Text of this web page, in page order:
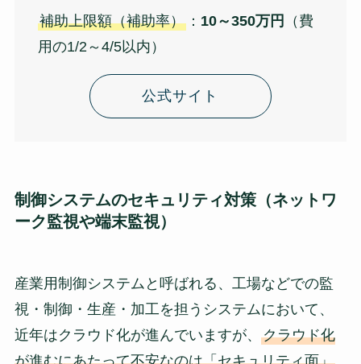
補助上限額（補助率）： 10～350万円
（費
用の1/2～4/5以内）
公式サイト
制御システムのセキュリティ対策（ネットワ
ーク監視や端末監視）
産業用制御システムと呼ばれる、工場などでの監
視・制御・生産・加工を担うシステムにおいて、
近年はクラウド化が進んでいますが、 クラウド化